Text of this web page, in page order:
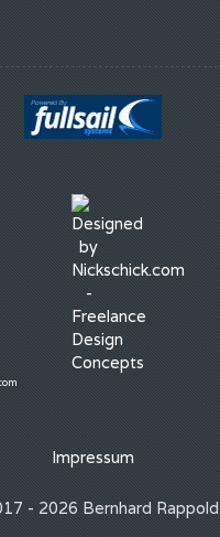
Impressum
- 2026 Bernhard Rappold